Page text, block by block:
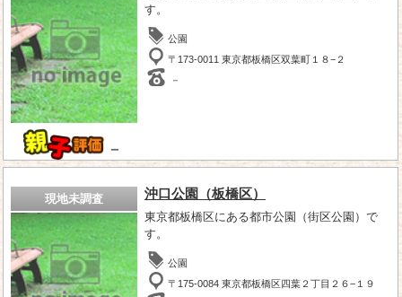
－
す。
公園
〒173-0011 東京都板橋区双葉町１８−２
－
現地未調査 沖口公園（板橋区）
東京都板橋区にある都市公園（街区公園）で
す。
公園
〒175-0084 東京都板橋区四葉２丁目２６−１９